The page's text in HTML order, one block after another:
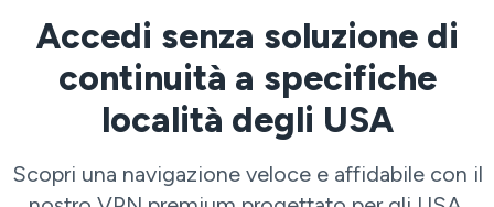
Accedi senza soluzione di
continuità a specifiche
località degli USA
Scopri una navigazione veloce e affidabile con il